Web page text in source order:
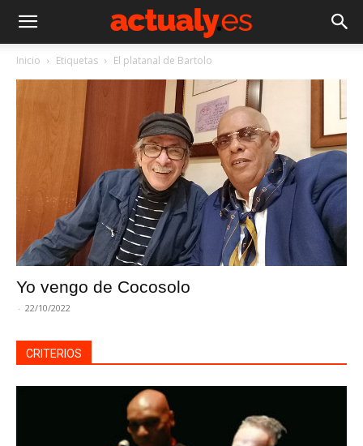
Inicio Etiquetas El platanal de Bartolo
Yo vengo de Cocosolo
- 22/10/2022
CRITERIOS